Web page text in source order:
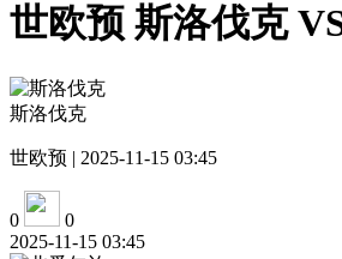
世欧预 斯洛伐克
斯洛伐克
世欧预 | 2025-11-15 03:45
0
0
2025-11-15 03:45